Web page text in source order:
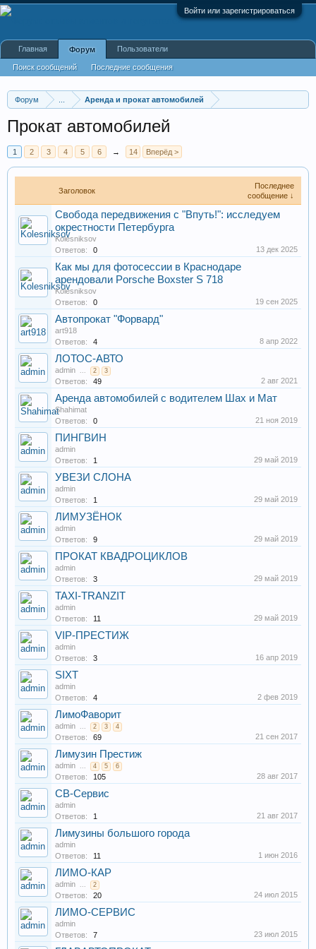
Войти или зарегистрироваться
Форум Аренда и прокат автомобилей
Прокат автомобилей
1 2 3 4 5 6 → 14 Вперёд >
Заголовок
Последнее
сообщение ↓
Свобода передвижения с "Впуть!": исследуем
окрестности Петербурга
Kolesniksov
Ответов:
0 13 дек 2025
Как мы для фотосессии в Краснодаре
арендовали Porsche Boxster S 718
Kolesniksov
Ответов:
0 19 сен 2025
Автопрокат "Форвард"
art918
Ответов:
4 8 апр 2022
ЛОТОС-АВТО
admin ... 2 3
Ответов: 49 2 авг 2021
Аренда автомобилей с водителем Шах и Мат
Shahimat
Ответов:
0 21 ноя 2019
ПИНГВИН
admin
Ответов:
1 29 май 2019
УВЕЗИ СЛОНА
admin
Ответов:
1 29 май 2019
ЛИМУЗЁНОК
admin
Ответов:
9 29 май 2019
ПРОКАТ КВАДРОЦИКЛОВ
admin
Ответов:
3 29 май 2019
TAXI-TRANZIT
admin
Ответов:
11 29 май 2019
VIP-ПРЕСТИЖ
admin
Ответов:
3 16 апр 2019
SIXT
admin
Ответов:
4 2 фев 2019
ЛимоФаворит
admin ... 2 3 4
Ответов: 69 21 сен 2017
Лимузин Престиж
admin ... 4 5 6
Ответов: 105 28 авг 2017
СВ-Сервис
admin
Ответов:
1 21 авг 2017
Лимузины большого города
admin
Ответов:
11 1 июн 2016
ЛИМО-КАР
admin ... 2
Ответов: 20 24 июл 2015
ЛИМО-СЕРВИС
admin
Ответов:
7 23 июл 2015
Главная Форум
Поиск сообщений Последние сообщения
Пользователи